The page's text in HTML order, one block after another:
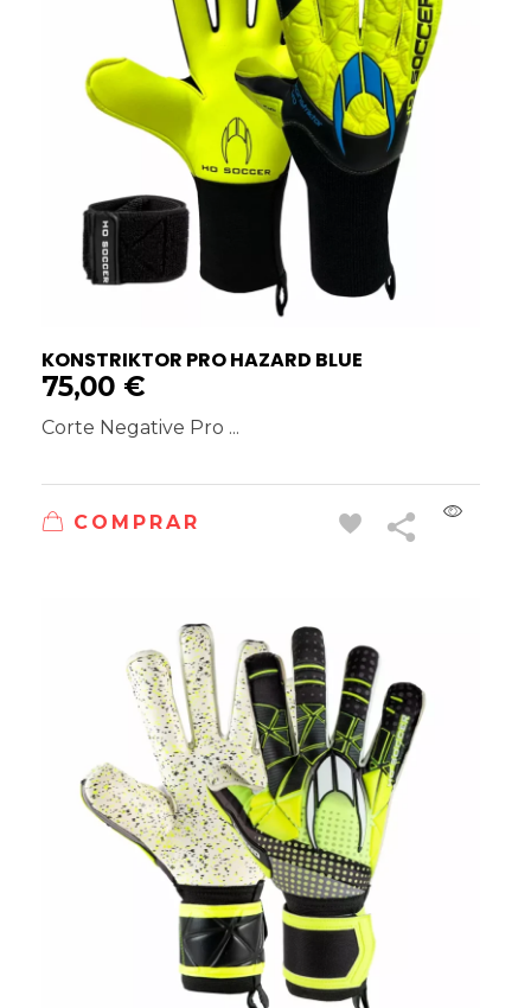
KONSTRIKTOR PRO HAZARD BLUE
75,00 €
Corte Negative Pro ...
COMPRAR